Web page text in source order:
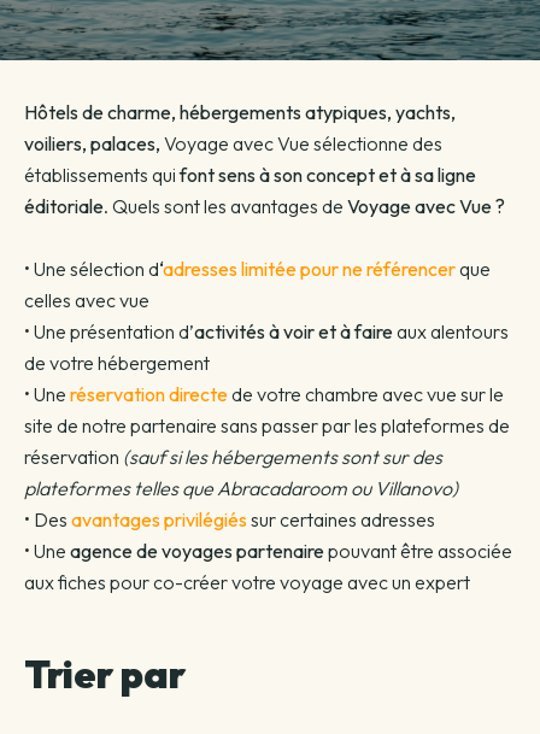
Hôtels de charme, hébergements atypiques, yachts,
voiliers, palaces, Voyage avec Vue sélectionne des
établissements quifont sens à son concept et à sa ligne
éditoriale. Quels sont les avantages de Voyage avec Vue ?
• Une sélection d‘adresses limitée pour ne référencerque
celles avec vue
• Une présentation d’activités à voir et à faireaux alentours
de votre hébergement
• Une réservation directede votre chambre avec vue sur le
site de notre partenaire sans passer par les plateformes de
réservation (sauf si les hébergements sont sur des
plateformes telles que Abracadaroom ou Villanovo)
• Des avantages privilégiéssur certaines adresses
• Une agence de voyages partenairepouvant être associée
aux fiches pour co-créer votre voyage avec un expert
Trier par